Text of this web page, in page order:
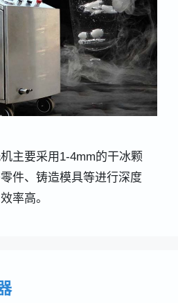
主要采用1-4mm的干冰颗
件、铸造模具等进行深度
率高。